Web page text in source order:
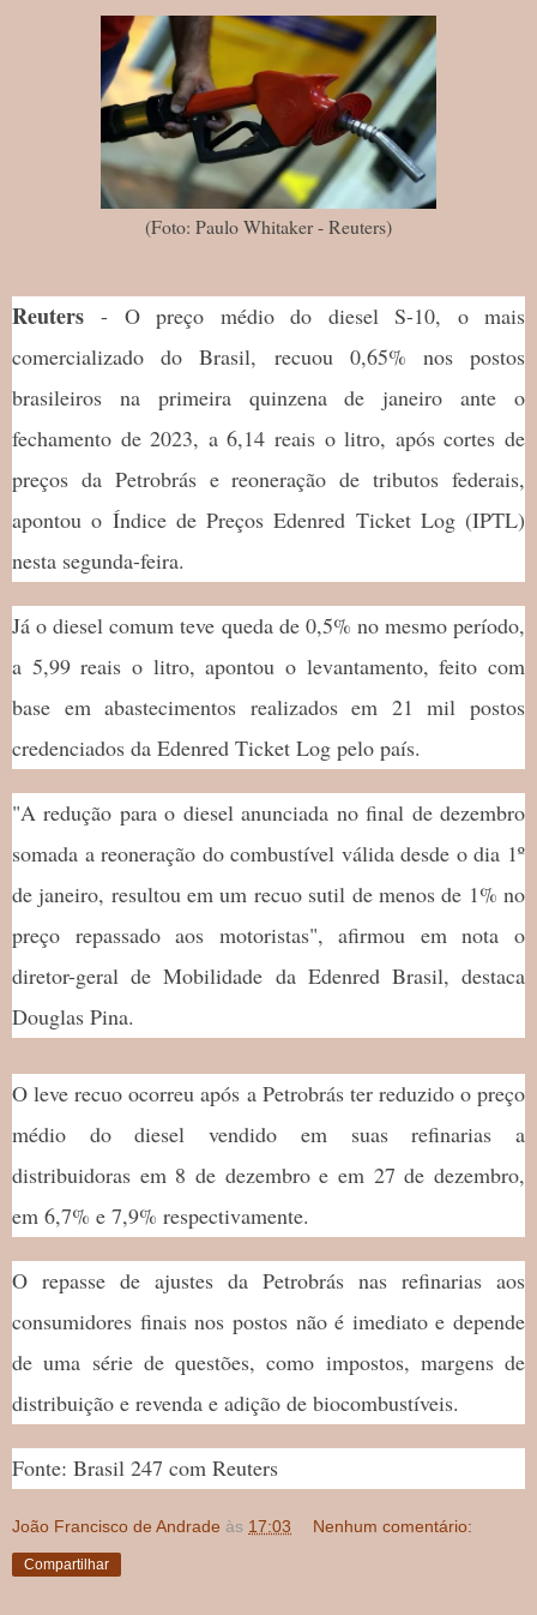
(Foto: Paulo Whitaker - Reuters)
Reuters - O preço médio do diesel S-10, o mais
comercializado do Brasil, recuou 0,65% nos postos
brasileiros na primeira quinzena de janeiro ante o
fechamento de 2023, a 6,14 reais o litro, após cortes de
preços da Petrobrás e reoneração de tributos federais,
apontou o Índice de Preços Edenred Ticket Log (IPTL)
nesta segunda-feira.
Já o diesel comum teve queda de 0,5% no mesmo período,
a 5,99 reais o litro, apontou o levantamento, feito com
base em abastecimentos realizados em 21 mil postos
credenciados da Edenred Ticket Log pelo país.
"A redução para o diesel anunciada no final de dezembro
somada a reoneração do combustível válida desde o dia 1º
de janeiro, resultou em um recuo sutil de menos de 1% no
preço repassado aos motoristas", afirmou em nota o
diretor-geral de Mobilidade da Edenred Brasil, destaca
Douglas Pina.
O leve recuo ocorreu após a Petrobrás ter reduzido o preço
médio do diesel vendido em suas refinarias a
distribuidoras em 8 de dezembro e em 27 de dezembro,
em 6,7% e 7,9% respectivamente.
O repasse de ajustes da Petrobrás nas refinarias aos
consumidores finais nos postos não é imediato e depende
de uma série de questões, como impostos, margens de
distribuição e revenda e adição de biocombustíveis.
Fonte: Brasil 247 com Reuters
João Francisco de Andrade às 17:03 Nenhum comentário:
Compartilhar